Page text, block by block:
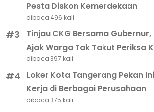
Pesta Diskon Kemerdekaan
dibaca 496 kali
#3
Tinjau CKG Bersama
Ajak Warga Tak Takut Periksa
dibaca 397 kali
#4
Loker Kota Tangerang Pekan
Kerja di Berbagai Perusahaan
dibaca 375 kali